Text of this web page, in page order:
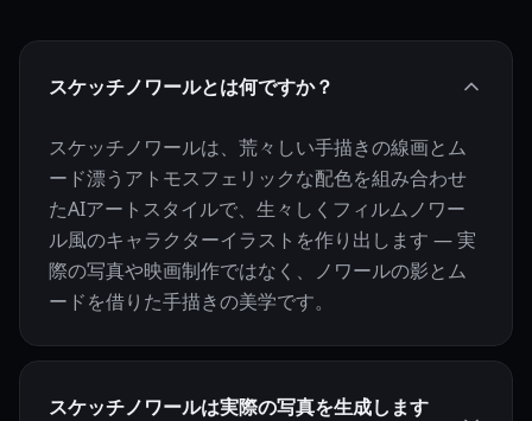
スケッチノワールとは何ですか？
スケッチノワールは、荒々しい手描きの線画とム
ード漂うアトモスフェリックな配色を組み合わせ
たAIアートスタイルで、生々しくフィルムノワー
ル風のキャラクターイラストを作り出します — 実
際の写真や映画制作ではなく、ノワールの影とム
ードを借りた手描きの美学です。
スケッチノワールは実際の写真を生成します